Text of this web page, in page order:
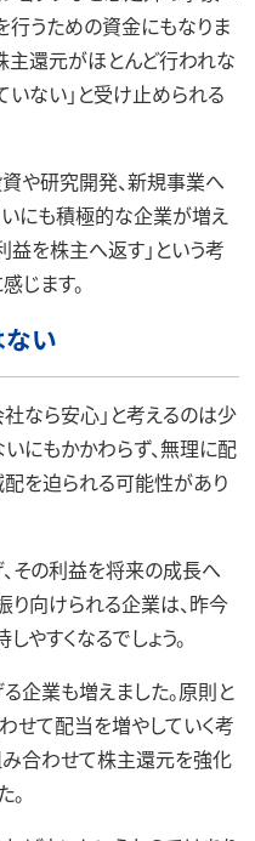
行うための資金にもなりま
主還元がほとんど行われな
いない」と受け止められる
や研究開発、新規事業へ
にも積極的な企業が増え
益を株主へ返す」という考
じます。
ない
なら安心」と考えるのは少
にもかかわらず、無理に配
を迫られる可能性があり
その利益を将来の成長へ
向けられる企業は、昨今
やすくなるでしょう。
企業も増えました。原則と
せて配当を増やしていく考
み合わせて株主還元を強化